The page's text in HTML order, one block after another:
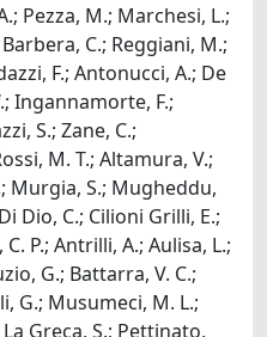
Pezza, M.; Marchesi, L.;
C.; Reggiani, M.;
F.; Antonucci, A.; De
Ingannamorte, F.;
S.; Zane, C.;
M. T.; Altamura, V.;
Murgia, S.; Mugheddu,
Dio, C.; Cilioni Grilli, E.;
P.; Antrilli, A.; Aulisa, L.;
G.; Battarra, V. C.;
G.; Musumeci, M. L.;
Greca, S.; Pettinato,